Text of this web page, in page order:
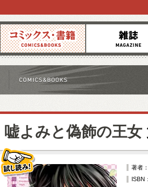
コミックス 雑誌
嘘よみと偽飾の王女
著者：
ISBN
試し読み！